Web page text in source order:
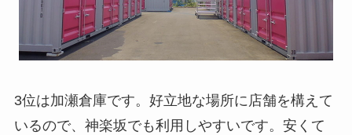
3位は加瀬倉庫です。好立地な場所に店舗を構えて
いるので、神楽坂でも利用しやすいです。安くて